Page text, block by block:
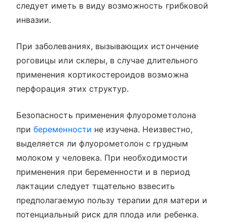
следует иметь в виду возможность грибковой
инвазии.
При заболеваниях, вызывающих истончение
роговицы или склеры, в случае длительного
применения кортикостероидов возможна
перфорация этих структур.
Безопасность применения флуорометолона
прибеременности не изучена. Неизвестно,
выделяется ли флуорометолон с грудным
молоком у человека. При необходимости
применения при беременности и в период
лактации следует тщательно взвесить
предполагаемую пользу терапии для матери и
потенциальный риск для плода или ребенка.